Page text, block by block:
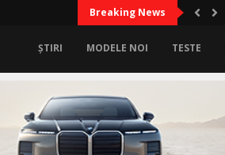
Breaking News
ȘTIRI MODELE NOI TESTE